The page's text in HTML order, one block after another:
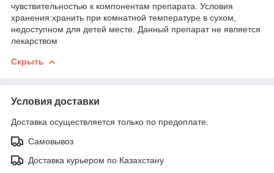
чувствительностью к компонентам препарата. Условия
хранения:хранить при комнатной температуре в сухом,
недоступном для детей месте. Данный препарат не является
лекарством
Скрыть
Условия доставки
Доставка осуществляется только по предоплате.
Самовывоз
Доставка курьером по Казахстану